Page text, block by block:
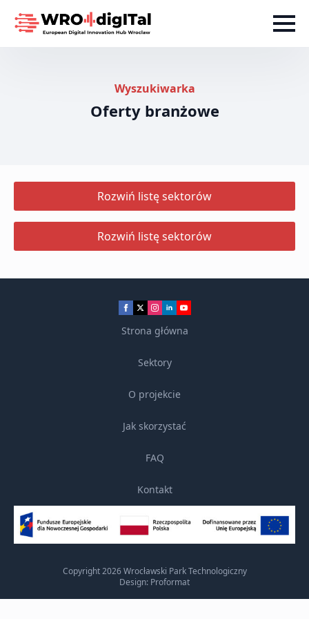
Wyszukiwarka
Oferty branżowe
Rozwiń listę sektorów
Rozwiń listę sektorów
Strona główna
Sektory
O projekcie
Jak skorzystać
FAQ
Kontakt
Copyright 2026 Wrocławski Park Technologiczny
Design: Proformat